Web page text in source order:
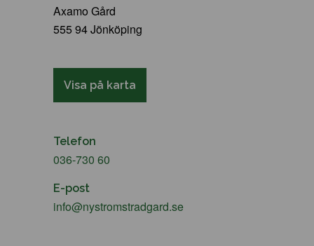
Axamo Gård
555 94 Jönköping
Visa på karta
Telefon
036-730 60
E-post
info@nystromstradgard.se